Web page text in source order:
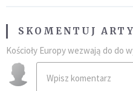
SKOMENTUJ
Kościoły Europy wezwają do do